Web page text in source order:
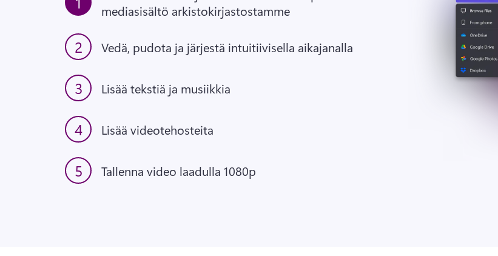
mediasisältö arkistokirjastostamme
2 Vedä, pudota ja järjestä intuitiivisella aikajanalla
3 Lisää tekstiä ja musiikkia
4 Lisää videotehosteita
5 Tallenna video laadulla 1080p